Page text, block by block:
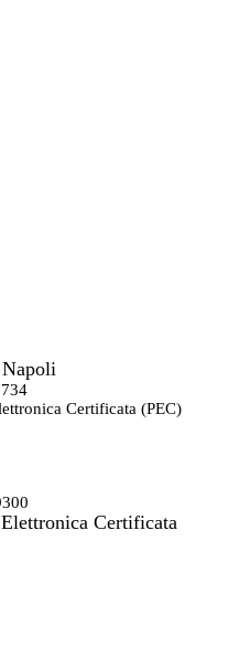
Certificata (PEC)
Certificata